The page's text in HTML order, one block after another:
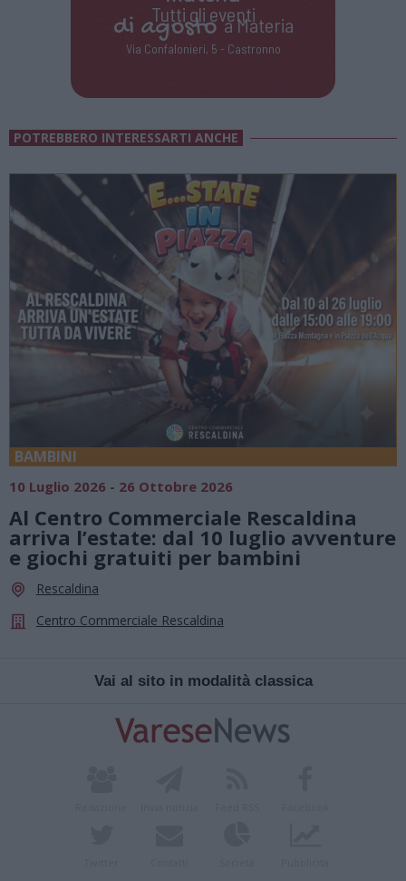
Tutti gli eventi
di agostoa Materia
Via Confalonieri, 5 - Castronno
POTREBBERO INTERESSARTI ANCHE
BAMBINI
10 Luglio 2026 - 26 Ottobre 2026
Al Centro Commerciale Rescaldina
arriva l’estate: dal 10 luglio avventure
e giochi gratuiti per bambini
Rescaldina
Centro Commerciale Rescaldina
Vai al sito in modalità classica